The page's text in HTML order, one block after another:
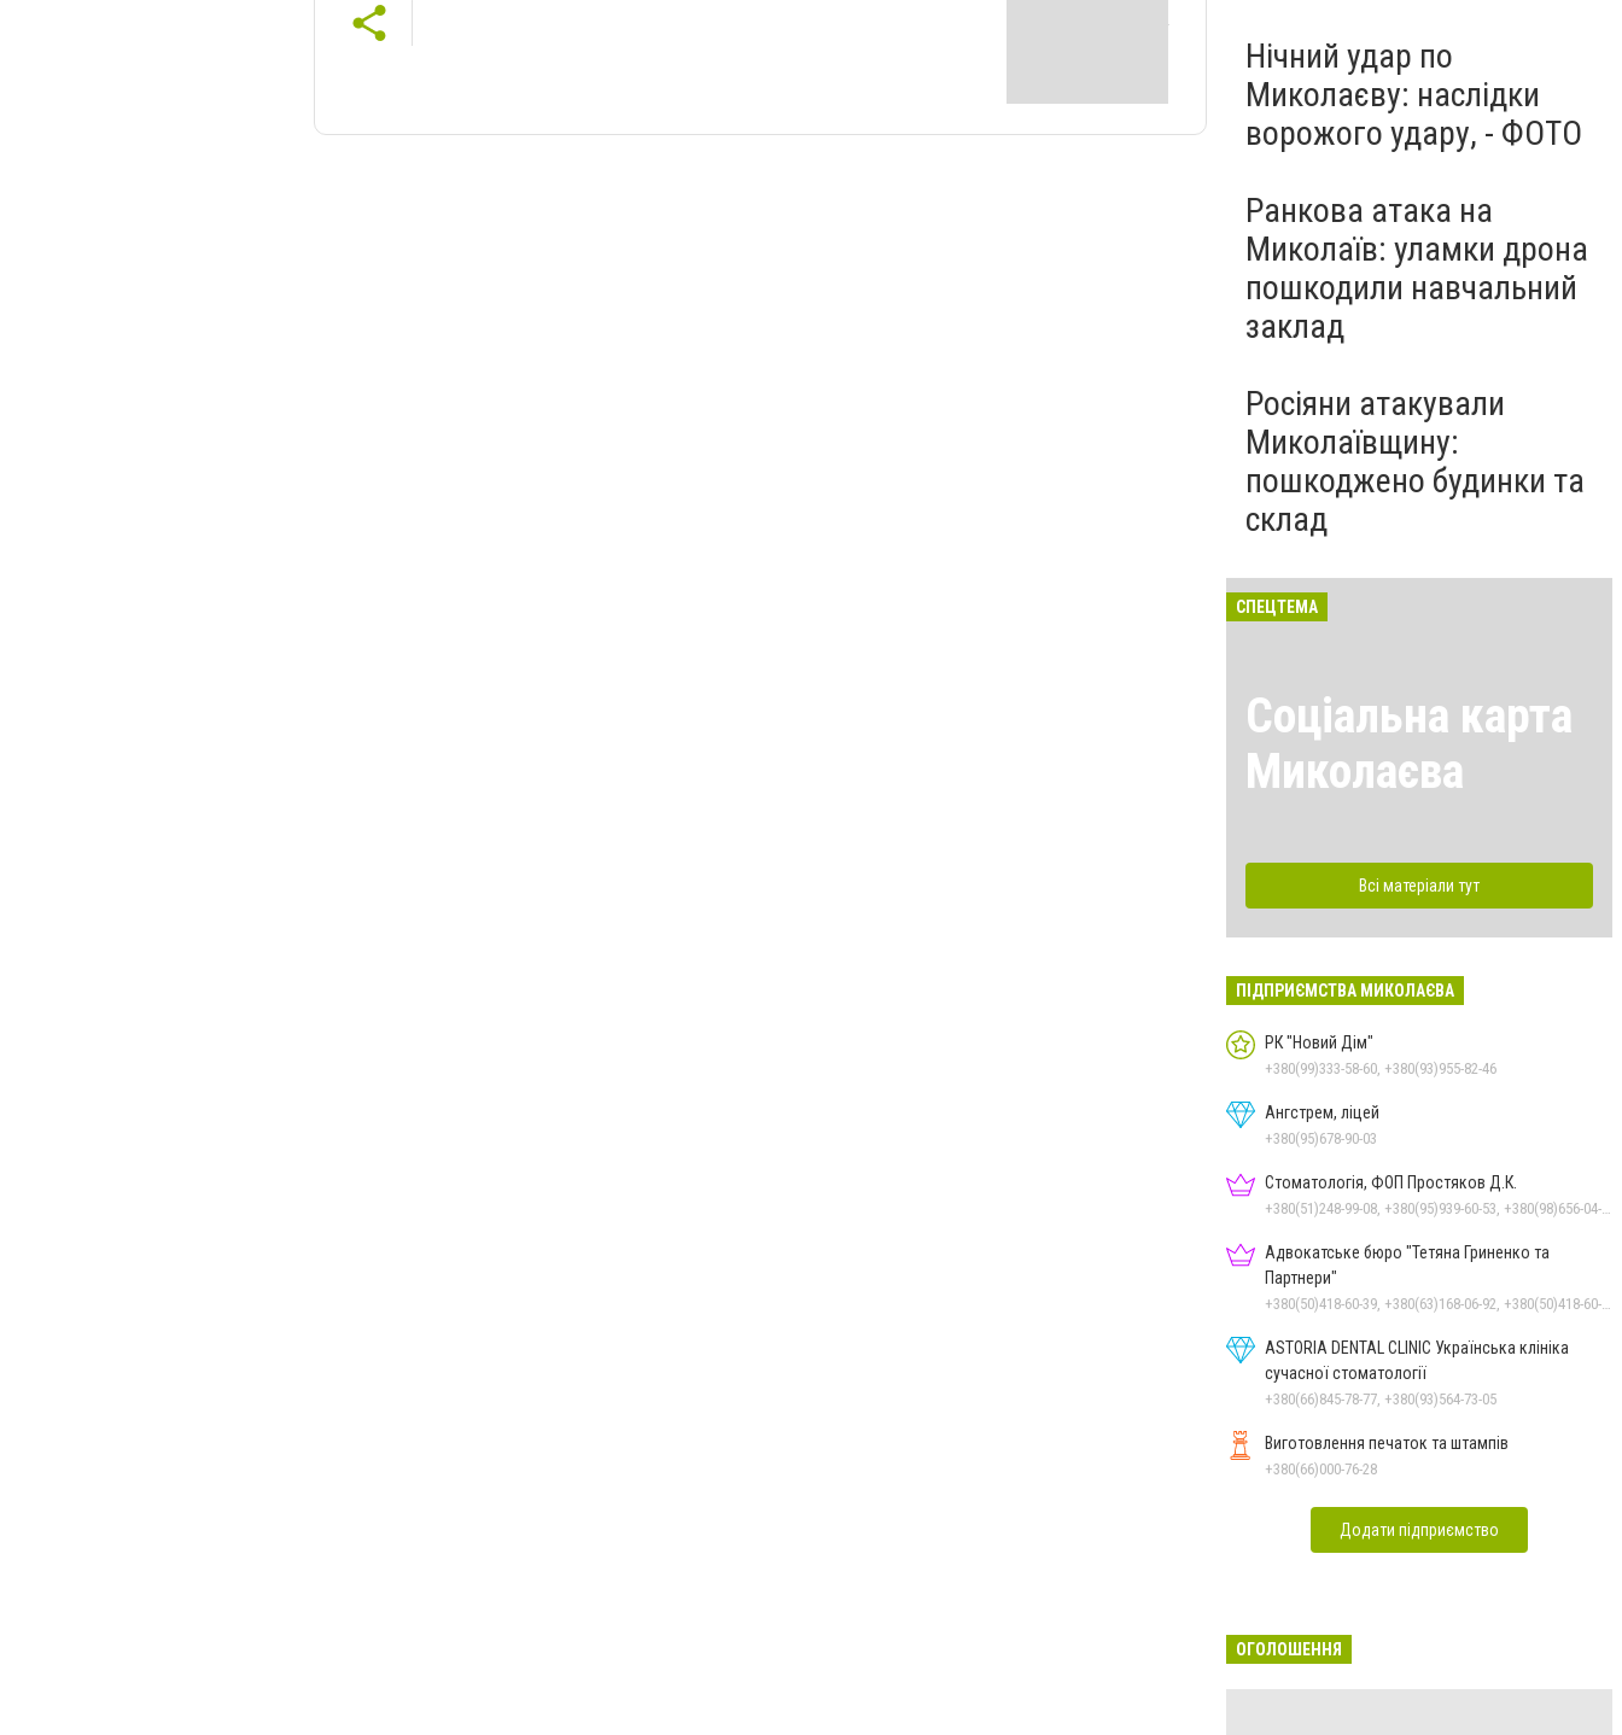
Нічний удар по
Миколаєву: наслідки
ворожого удару, - ФОТО
Ранкова атака на
Миколаїв: уламки дрона
пошкодили навчальний
заклад
Росіяни атакували
Миколаївщину:
пошкоджено будинки та
склад
СПЕЦТЕМА
Соціальна карта
Миколаєва
Всі матеріали тут
ПІДПРИЄМСТВА МИКОЛАЄВА
РК "Новий Дім"
+380(99)333-58-60, +380(93)955-82-46
Ангстрем, ліцей
+380(95)678-90-03
Стоматологія, ФОП Простяков Д.К.
Адвокатське бюро "Тетяна Гриненко та
Партнери"
ASTORIA DENTAL CLINIC Українська клініка
сучасної стоматології
+380(66)845-78-77, +380(93)564-73-05
Виготовлення печаток та штампів
+380(66)000-76-28
Додати підприємство
ОГОЛОШЕННЯ